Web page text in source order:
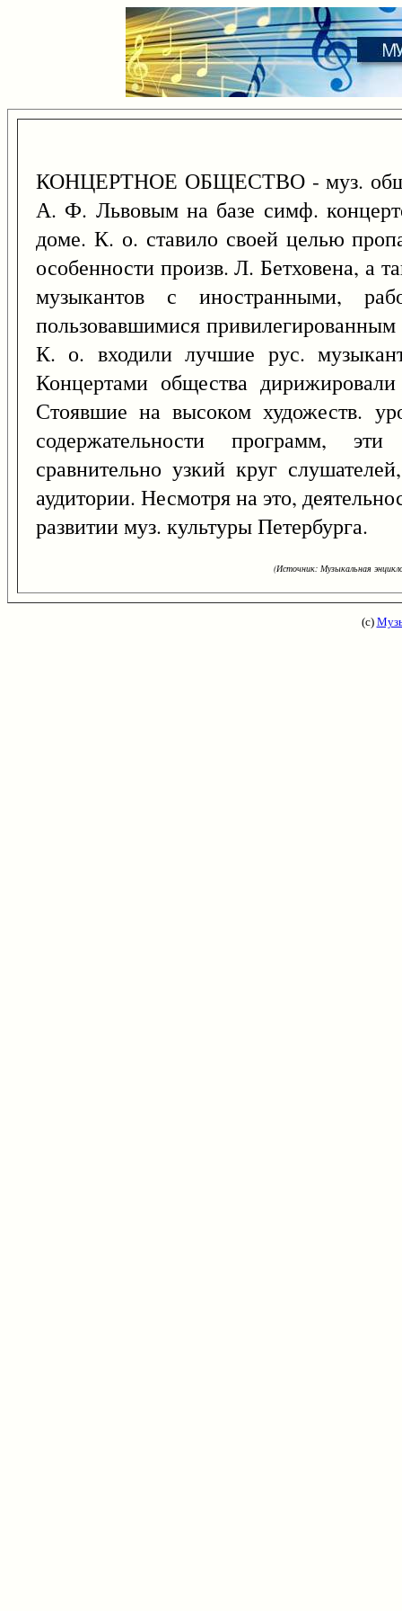
КОНЦЕРТНОЕ ОБЩЕСТВО - муз.
А. Ф. Львовым на базе симф.
доме. К. о. ставило своей целью
особенности произв. Л. Бетховена, а
музыкантов с иностранными,
пользовавшимися
К. о. входили лучшие рус.
Концертами общества
Стоявшие на высоком художеств.
содержательности программ,
сравнительно узкий круг
аудитории. Несмотря на это,
развитии муз. культуры Петербурга.
(Источник: Музыкальная
(с)